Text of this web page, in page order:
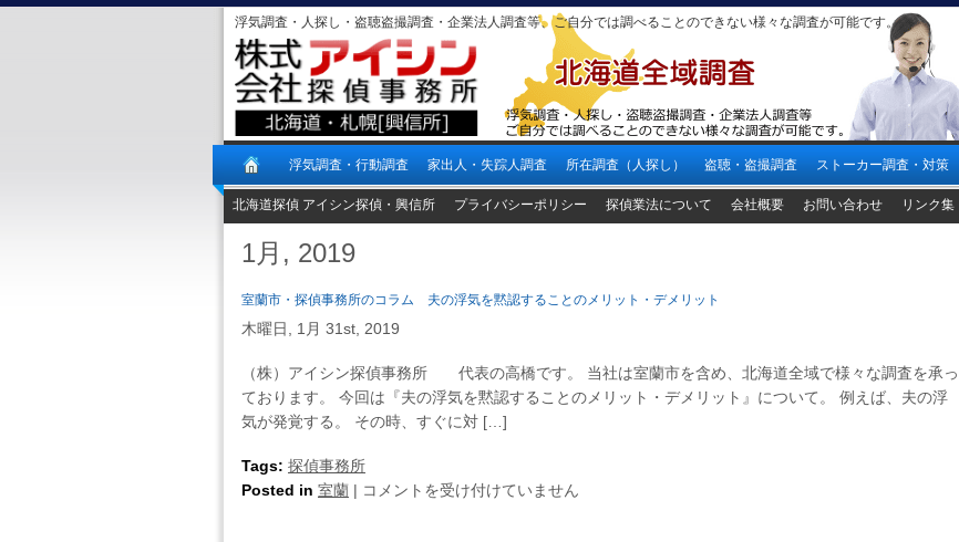
浮気調査・人探し・盗聴盗撮調査・企業法人調査等、ご自分では調べることのできない様々な調査が可能です。
浮気調査・行動調査 家出人・失踪人調査 所在調査（人探し） 盗聴・盗撮調査 ストーカー調査・対策
北海道探偵 アイシン探偵・興信所 プライバシーポリシー 探偵業法について 会社概要 お問い合わせ リンク集
1月, 2019
室蘭市・探偵事務所のコラム 夫の浮気を黙認することのメリット・デメリット
木曜日, 1月 31st, 2019
（株）アイシン探偵事務所 代表の高橋です。 当社は室蘭市を含め、北海道全域で様々な調査を承っ
ております。 今回は『夫の浮気を黙認することのメリット・デメリット』について。 例えば、夫の浮
気が発覚する。 その時、すぐに対 […]
Tags: 探偵事務所
Posted in 室蘭 | 室
コメントを受け付けていません